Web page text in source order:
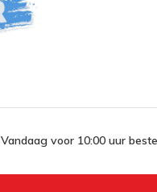
Vandaag voor 10:00 uur